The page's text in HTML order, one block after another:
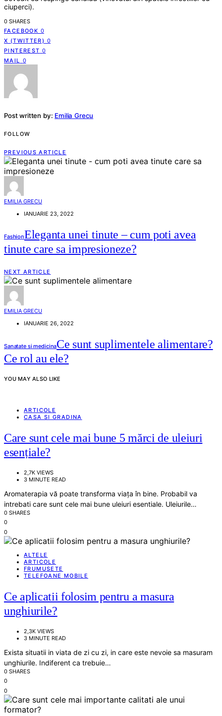
ciuperci).
0 SHARES
FACEBOOK 0
X (TWITTER) 0
PINTEREST 0
MAIL 0
Post written by: Emilia Grecu
FOLLOW
PREVIOUS ARTICLE
EMILIA GRECU
IANUARIE 23, 2022
FashionEleganta unei tinute – cum poti avea
tinute care sa impresioneze?
NEXT ARTICLE
EMILIA GRECU
IANUARIE 26, 2022
Sanatate si medicinaCe sunt suplimentele alimentare?
Ce rol au ele?
YOU MAY ALSO LIKE
ARTICOLE
CASA SI GRADINA
Care sunt cele mai bune 5 mărci de uleiuri
esențiale?
2,7K VIEWS
3 MINUTE READ
Aromaterapia vă poate transforma viața în bine. Probabil va
intrebati care sunt cele mai bune uleiuri esentiale. Uleiurile…
0 SHARES
0
0
ALTELE
ARTICOLE
FRUMUSETE
TELEFOANE MOBILE
Ce aplicatii folosim pentru a masura
unghiurile?
2,3K VIEWS
3 MINUTE READ
Exista situatii in viata de zi cu zi, in care este nevoie sa masuram
unghiurile. Indiferent ca trebuie…
0 SHARES
0
0